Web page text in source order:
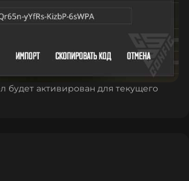
будет активирован для текущего